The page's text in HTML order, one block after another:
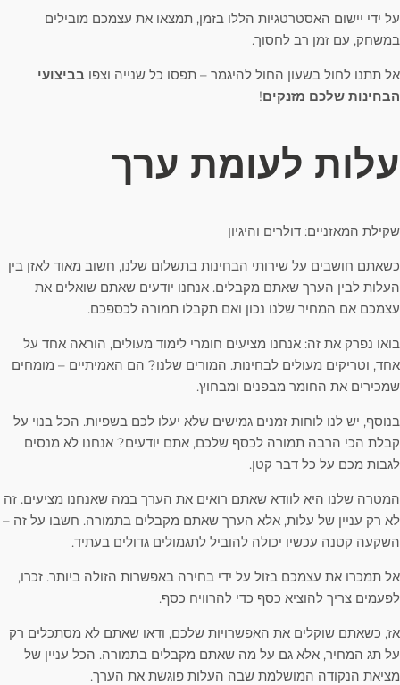
על ידי יישום האסטרטגיות הללו בזמן, תמצאו את עצמכם מובילים
במשחק, עם זמן רב לחסוך.
אל תתנו לחול בשעון החול להיגמר – תפסו כל שנייה וצפו בביצועי
הבחינות שלכם מזנקים!
עלות לעומת ערך
שקילת המאזניים: דולרים והיגיון
כשאתם חושבים על שירותי הבחינות בתשלום שלנו, חשוב מאוד לאזן בין
העלות לבין הערך שאתם מקבלים. אנחנו יודעים שאתם שואלים את
עצמכם אם המחיר שלנו נכון ואם תקבלו תמורה לכספכם.
בואו נפרק את זה: אנחנו מציעים חומרי לימוד מעולים, הוראה אחד על
אחד, וטריקים מעולים לבחינות. המורים שלנו? הם האמיתיים – מומחים
שמכירים את החומר מבפנים ומבחוץ.
בנוסף, יש לנו לוחות זמנים גמישים שלא יעלו לכם בשפיות. הכל בנוי על
קבלת הכי הרבה תמורה לכסף שלכם, אתם יודעים? אנחנו לא מנסים
לגבות מכם על כל דבר קטן.
המטרה שלנו היא לוודא שאתם רואים את הערך במה שאנחנו מציעים. זה
לא רק עניין של עלות, אלא הערך שאתם מקבלים בתמורה. חשבו על זה –
השקעה קטנה עכשיו יכולה להוביל לתגמולים גדולים בעתיד.
אל תמכרו את עצמכם בזול על ידי בחירה באפשרות הזולה ביותר. זכרו,
לפעמים צריך להוציא כסף כדי להרוויח כסף.
אז, כשאתם שוקלים את האפשרויות שלכם, ודאו שאתם לא מסתכלים רק
על תג המחיר, אלא גם על מה שאתם מקבלים בתמורה. הכל עניין של
מציאת הנקודה המושלמת שבה העלות פוגשת את הערך.